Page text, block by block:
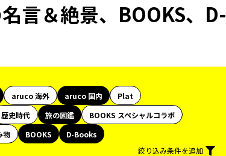
言＆絶景、BOOKS、D-
aruco 海外 aruco 国内
Plat
歴史時代 旅の図鑑
BOOKS スペシャルコラボ
物 BOOKS
D-Books
絞り込み条件を追加